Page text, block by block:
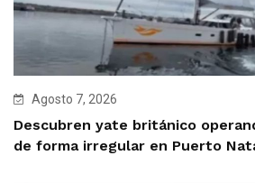
Agosto 7, 2026
Descubren yate británico
de forma irregular en Puerto